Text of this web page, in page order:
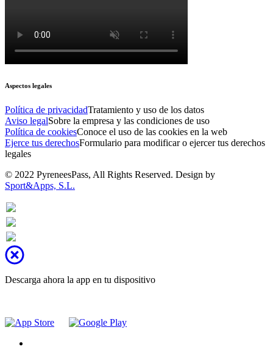
Aspectos legales
Política de privacidadTratamiento y uso de los datos
Aviso legalSobre la empresa y las condiciones de uso
Política de cookiesConoce el uso de las cookies en la web
Ejerce tus derechosFormulario para modificar o ejercer tus derechos
legales
© 2022 PyreneesPass, All Rights Reserved. Design by
Sport&Apps, S.L.
Descarga ahora la app en tu dispositivo